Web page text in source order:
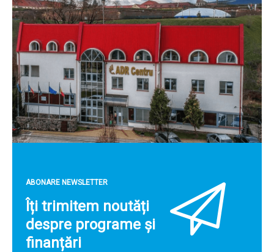
ABONARE NEWSLETTER
Îți trimitem noutăți
despre programe și
finanțări